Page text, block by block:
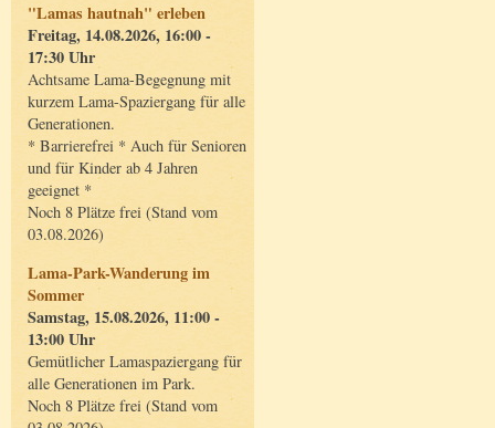
"Lamas hautnah" erleben
Freitag, 14.08.2026, 16:00 -
17:30 Uhr
Achtsame Lama-Begegnung mit
kurzem Lama-Spaziergang für alle
Generationen.
* Barrierefrei * Auch für Senioren
und für Kinder ab 4 Jahren
geeignet *
Noch 8 Plätze frei (Stand vom
03.08.2026)
Lama-Park-Wanderung im
Sommer
Samstag, 15.08.2026, 11:00 -
13:00 Uhr
Gemütlicher Lamaspaziergang für
alle Generationen im Park.
Noch 8 Plätze frei (Stand vom